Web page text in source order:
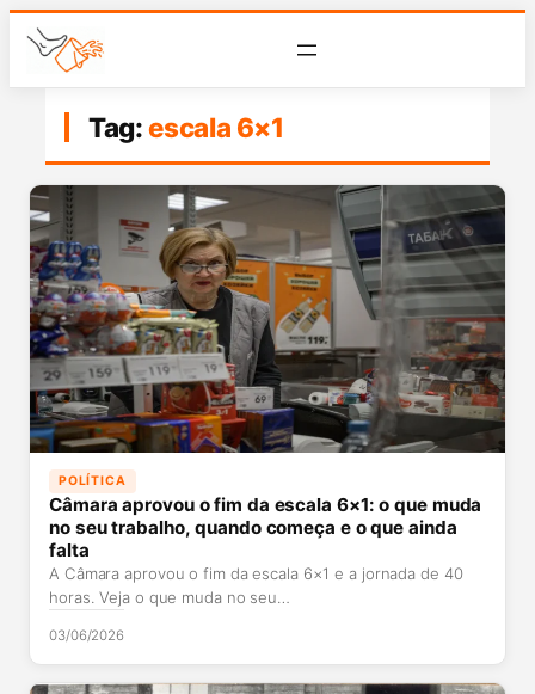
Tag:escala 6×1
POLÍTICA
Câmara aprovou o fim da escala 6×1: o que muda
no seu trabalho, quando começa e o que ainda
falta
A Câmara aprovou o fim da escala 6×1 e a jornada de 40
horas. Veja o que muda no seu…
03/06/2026